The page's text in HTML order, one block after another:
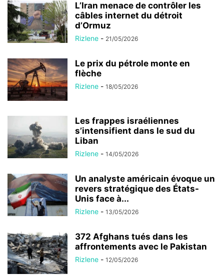
L’Iran menace de contrôler les
câbles internet du détroit
d’Ormuz
Rizlene - 21/05/2026
Le prix du pétrole monte en
flèche
Rizlene - 18/05/2026
Les frappes israéliennes
s’intensifient dans le sud du
Liban
Rizlene - 14/05/2026
Un analyste américain évoque un
revers stratégique des États-
Unis face à...
Rizlene - 13/05/2026
372 Afghans tués dans les
affrontements avec le Pakistan
Rizlene - 12/05/2026